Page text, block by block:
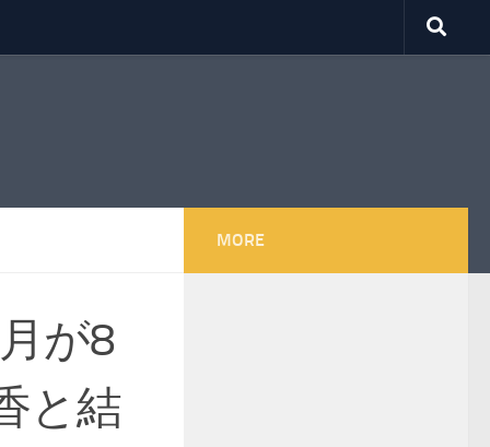
が8
と結
MORE